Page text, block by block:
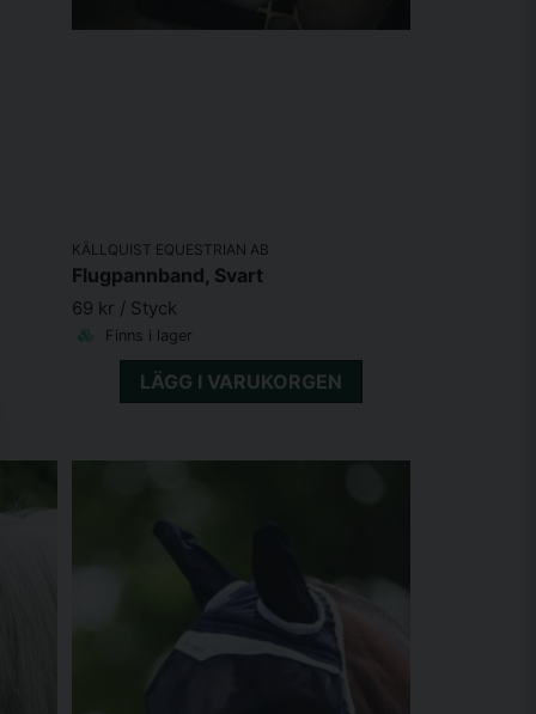
KÄLLQUIST EQUESTRIAN AB
Flugpannband, Svart
69 kr / Styck
Finns i lager
LÄGG I VARUKORGEN